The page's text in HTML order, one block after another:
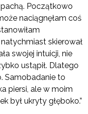
Początkowo
naciągnęłam coś
skierował
swojej intuicji, nie
ustąpił. Dlatego
Samobadanie to
piersi, ale w moim
był ukryty głęboko.”